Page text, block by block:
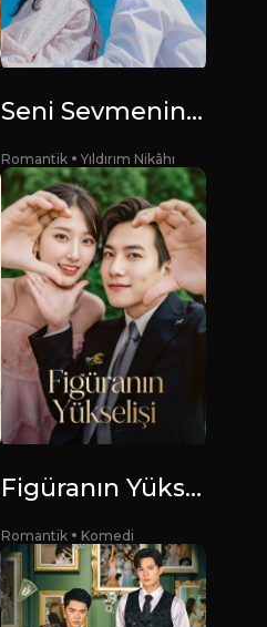
Seni Sevmenin Küçük Yolları
Romantik Yıldırım Nikâhı
Figüranın Yükselişi
Romantik Komedi